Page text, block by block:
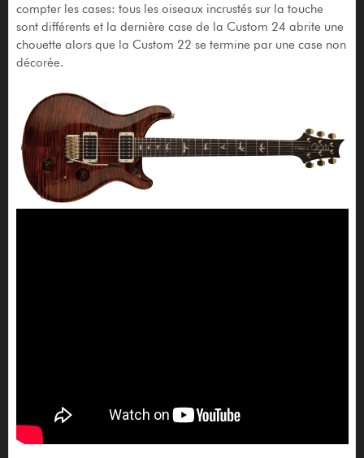
compter les cases: tous les oiseaux incrustés sur la touche
sont différents et la dernière case de la Custom 24 abrite une
chouette alors que la Custom 22 se termine par une case non
décorée.